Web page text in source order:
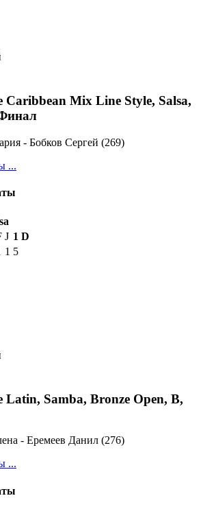
Caribbean Mix Line Style, Salsa,
- Бобков Сергей (269)
...
J 1 D
1 5
Latin, Samba, Bronze Open, B,
- Еремеев Данил (276)
...